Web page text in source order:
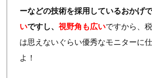
ーなどの技術を採用しているおかげ
いですし、視野角も広いですから、
は思えないぐらい優秀なモニターに
よ！